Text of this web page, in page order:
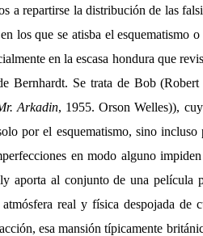
a repartirse la distribución de las
los que se atisba el esquematismo
en la escasa hondura que
Bernhardt. Se trata de Bob
Arkadin, 1955. Orson Welles)),
por el esquematismo, sino
en modo alguno
aporta al conjunto de una película
real y física despojada de
esa mansión típicamente